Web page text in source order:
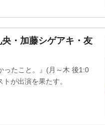
・加藤シゲアキ・友
ったこと。』(月～木 後1:0
が出演を果たす。